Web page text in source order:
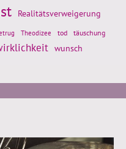
Realitätsverweigerung
Theodizee tod täuschung
wunsch